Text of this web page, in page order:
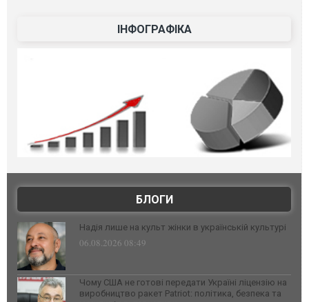
ІНФОГРАФІКА
БЛОГИ
Надія лише на культ жінки в українській культурі
06.08.2026 08:49
Чому США не готові передати Україні ліцензію на
виробництво ракет Patriot: політика, безпека та